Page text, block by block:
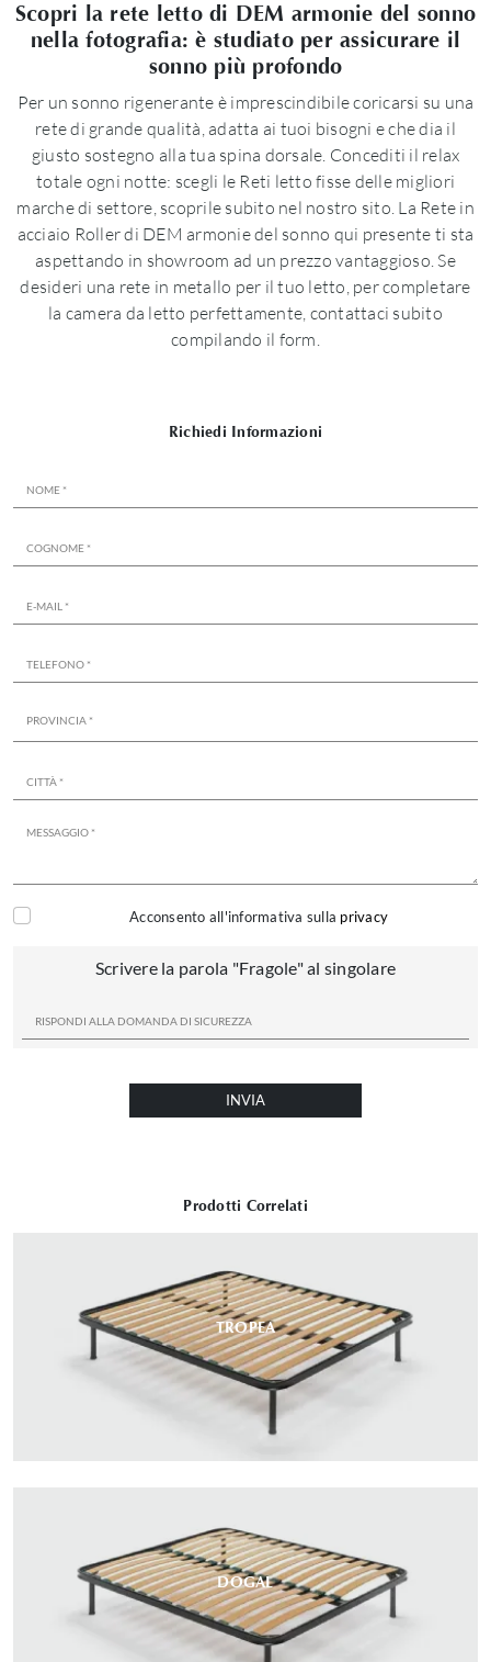
Scopri la rete letto di DEM armonie del sonno
nella fotografia: è studiato per assicurare il
sonno più profondo
Per un sonno rigenerante è imprescindibile coricarsi su una
rete di grande qualità, adatta ai tuoi bisogni e che dia il
giusto sostegno alla tua spina dorsale. Concediti il relax
totale ogni notte: scegli le Reti letto fisse delle migliori
marche di settore, scoprile subito nel nostro sito. La Rete in
acciaio Roller di DEM armonie del sonno qui presente ti sta
aspettando in showroom ad un prezzo vantaggioso. Se
desideri una rete in metallo per il tuo letto, per completare
la camera da letto perfettamente, contattaci subito
compilando il form.
Prodotti Correlati
TROPEA
DOGAL
Richiedi Informazioni
Acconsento all'informativa sulla privacy
Scrivere la parola "Fragole" al singolare
INVIA